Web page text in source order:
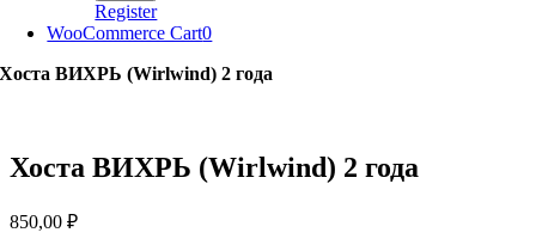
Register
WooCommerce Cart0
Хоста ВИХРЬ (Wirlwind) 2 года
Хоста ВИХРЬ (Wirlwind) 2 года
850,00 ₽